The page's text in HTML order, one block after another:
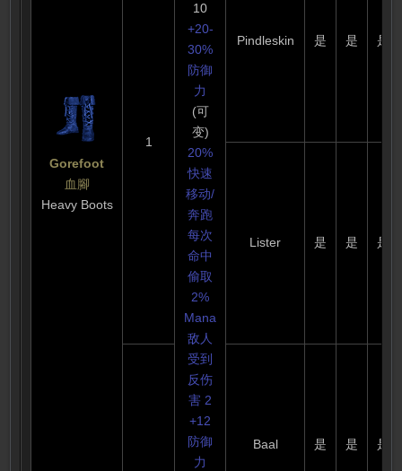
Gorefoot
血腳
Heavy Boots
10
+20-
30%
防御
力
(可
变)
20%
快速
移动/
奔跑
每次
命中
偷取
2%
Mana
敌人
受到
反伤
害 2
+12
防御
力
1
Pindleskin 是 是 是
Lister 是 是 是
Baal 是 是 是